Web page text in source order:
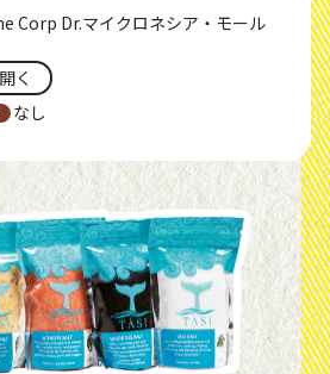
Corp Dr.マイクロネシア・モール
く
なし